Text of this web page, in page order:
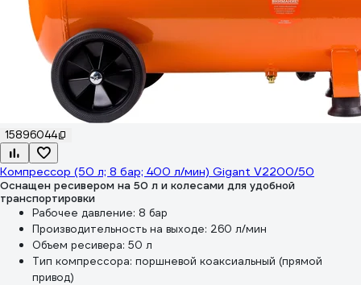
15896044
Компрессор (50 л; 8 бар; 400 л/мин) Gigant V2200/50
Оснащен ресивером на 50 л и колесами для удобной
транспортировки
Рабочее давление: 8 бар
Производительность на выходе: 260 л/мин
Объем ресивера: 50 л
Тип компрессора: поршневой коаксиальный (прямой
привод)